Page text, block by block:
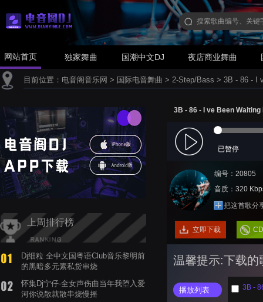
网站首页 独家舞曲 国潮中文DJ 夜店商业舞曲
目前位置： 电音阁音乐网 > 国际电音舞曲 > 2-Step/Bass > 3B - 86 - I
上周排行榜
Dj细粒 全中文国粤语Club音乐黎明前
的黑暗多元素私货串烧
怀集Dj宁仔-全女声伤曲当年我堕入爱
河你说散就散串烧慢摇
3B - 86 - I ve Been
已暂停
编号：20805
音质：320
把这首歌分
立即下载
温馨提示:下载的
播放列表